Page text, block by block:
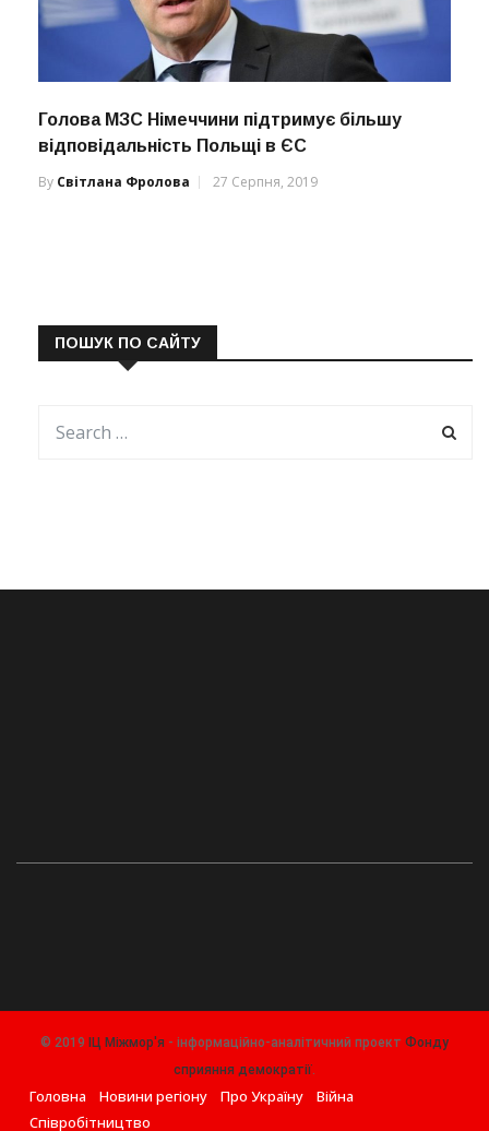
Голова МЗС Німеччини підтримує більшу
відповідальність Польщі в ЄС
By Світлана Фролова 27 Серпня, 2019
ПОШУК ПО САЙТУ
© 2019 ІЦ Міжмор'я - інформаційно-аналітичний проект Фонду
сприяння демократії
Головна Новини регіону Про Україну
Війна
Співробітництво